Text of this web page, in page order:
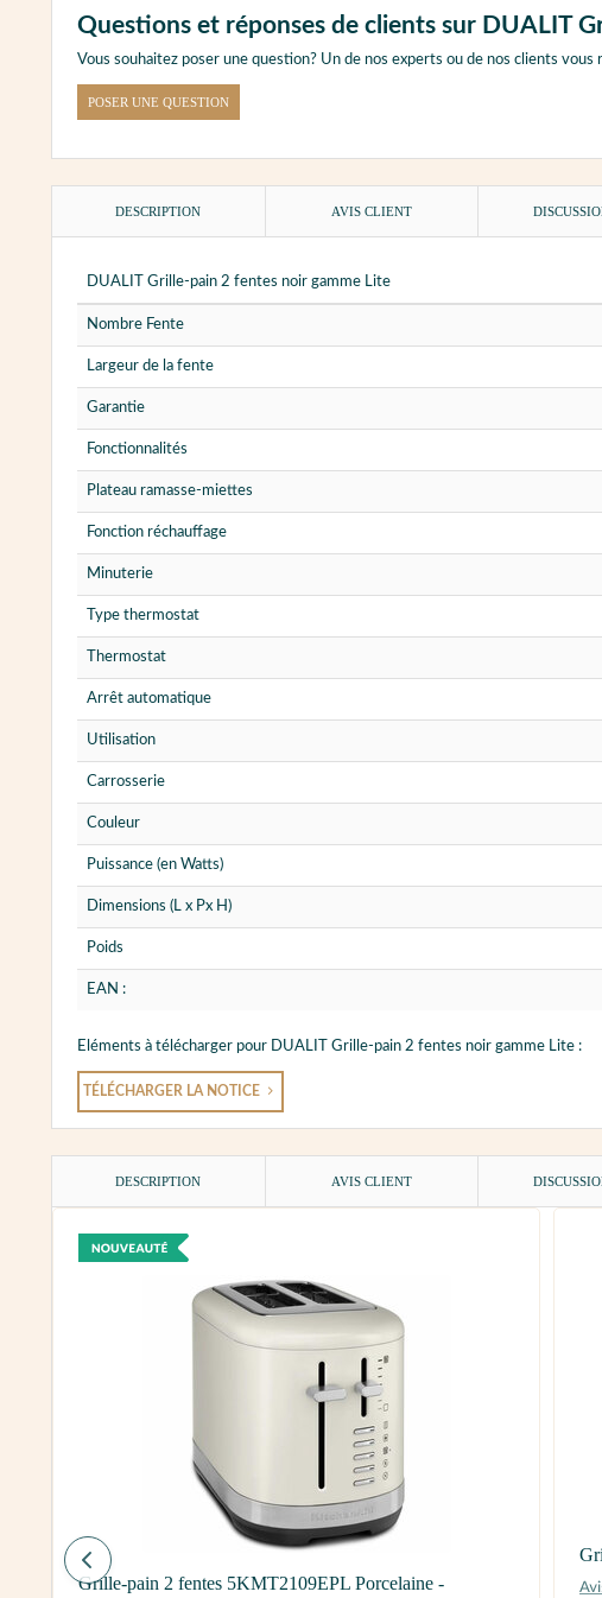
Questions et réponses de clients sur DUALIT
Vous souhaitez poser une question? Un de nos experts ou de nos clients vous
POSER UNE QUESTION
DESCRIPTION AVIS CLIENT
DUALIT Grille-pain 2 fentes noir gamme Lite
Nombre Fente
Largeur de la fente
Garantie
Fonctionnalités
Plateau ramasse-miettes
Fonction réchauffage
Minuterie
Type thermostat
Thermostat
Arrêt automatique
Utilisation
Carrosserie
Couleur
Puissance (en Watts)
Dimensions (L x Px H)
Poids
EAN :
Eléments à télécharger pour DUALIT Grille-pain 2 fentes noir gamme Lite :
TÉLÉCHARGER LA NOTICE
DESCRIPTION AVIS CLIENT
Grille-pain 2 fentes 5KMT2109EPL Porcelaine -